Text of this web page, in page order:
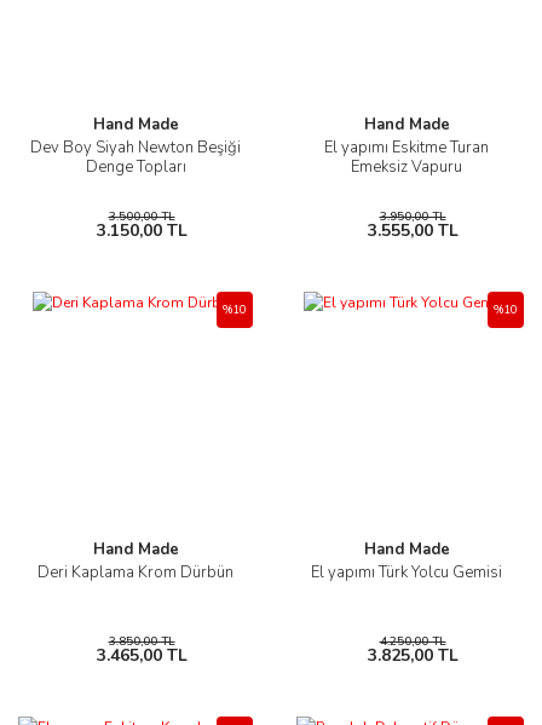
Hand Made
Dev Boy Siyah Newton Beşiği
Denge Topları
3.500,00 TL
3.150,00 TL
Hand Made
El yapımı Eskitme Turan
Emeksiz Vapuru
3.950,00 TL
3.555,00 TL
Hand Made
Deri Kaplama Krom Dürbün
%10
3.850,00 TL
3.465,00 TL
Hand Made
El yapımı Türk Yolcu Gemisi
%10
4.250,00 TL
3.825,00 TL